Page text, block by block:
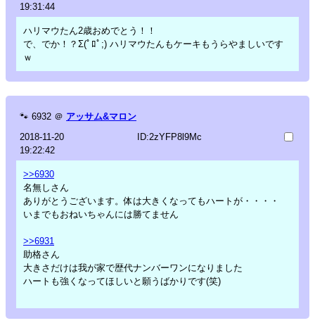
19:31:44
ハリマウたん2歳おめでとう！！
で、でか！？Σ(ﾟﾛﾟ;) ハリマウたんもケーキもうらやましいです
ｗ
🐾 6932 ＠ アッサム&マロン
2018-11-20
19:22:42
ID:2zYFP8l9Mc
>>6930
名無しさん
ありがとうございます。体は大きくなってもハートが・・・・
いまでもおねいちゃんには勝てません
>>6931
助格さん
大きさだけは我が家で歴代ナンバーワンになりました
ハートも強くなってほしいと願うばかりです(笑)